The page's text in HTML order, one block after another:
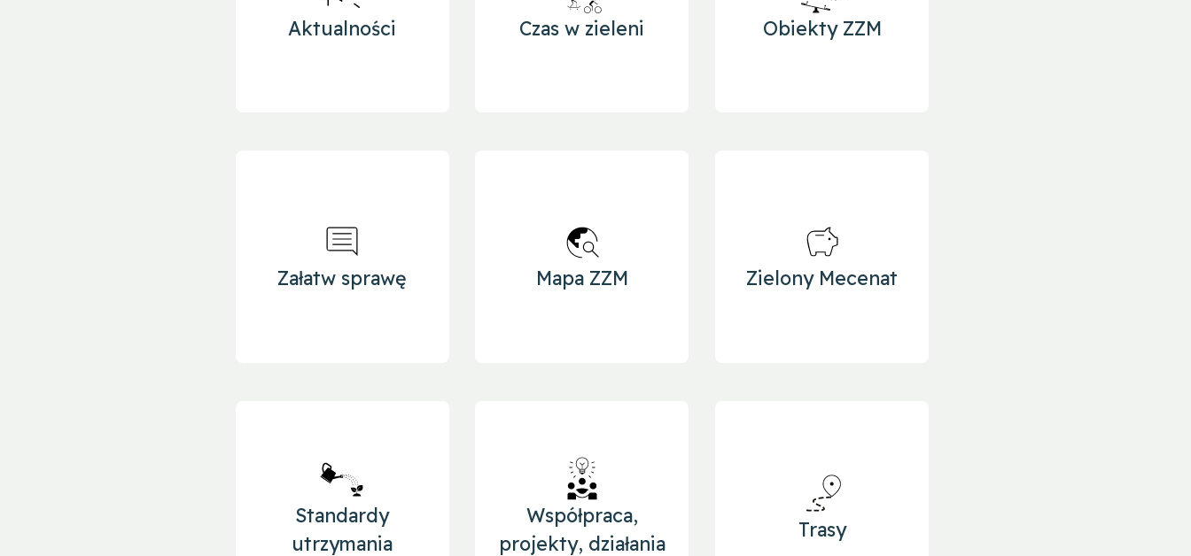
Aktualności Czas w zieleni Obiekty ZZM
Załatw sprawę Mapa ZZM Zielony Mecenat
Standardy
utrzymania
Współpraca,
projekty, działania
Trasy